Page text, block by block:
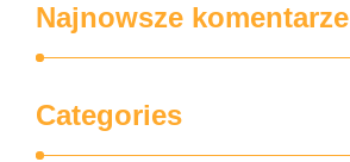
Najnowsze komentarze
Categories